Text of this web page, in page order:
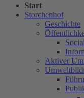
Start
Storchenhof
Geschichte
Aktiver